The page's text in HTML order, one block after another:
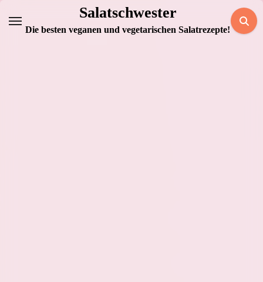
Inhalt
Salatschwester
Die besten veganen und vegetarischen Salatrezepte!